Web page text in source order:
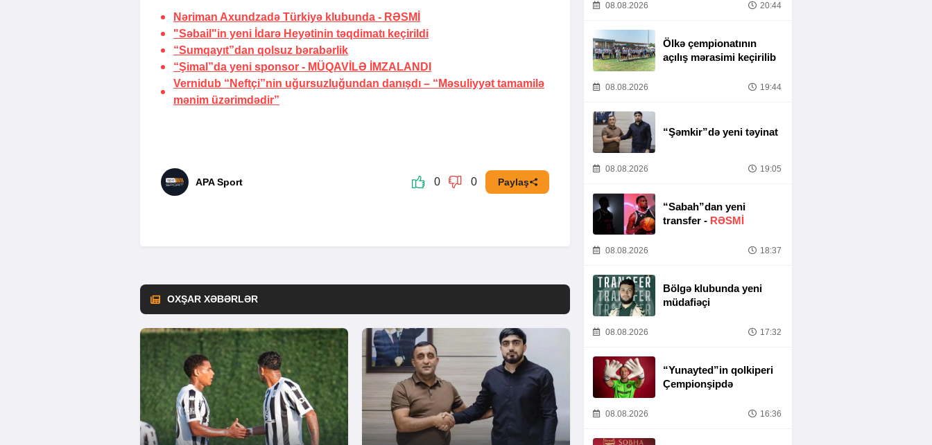
Nəriman Axundzadə Türkiyə klubunda - RƏSMİ
"Səbail"in yeni İdarə Heyətinin təqdimatı keçirildi
“Sumqayıt”dan qolsuz bərabərlik
“Şimal”da yeni sponsor - MÜQAVİLƏ İMZALANDI
Vernidub “Neftçi”nin uğursuzluğundan danışdı – “Məsuliyyət tamamilə
mənim üzərimdədir”
APA Sport 0 0 Paylaş
OXŞAR XƏBƏRLƏR
08.08.2026 20:44
Ölkə çempionatının
açılış mərasimi keçirilib
08.08.2026 19:44
“Şəmkir”də yeni təyinat
08.08.2026 19:05
“Sabah”dan yeni
transfer - RƏSMİ
08.08.2026 18:37
Bölgə klubunda yeni
müdafiəçi
08.08.2026 17:32
“Yunayted”in qolkiperi
Çempionşipdə
08.08.2026 16:36